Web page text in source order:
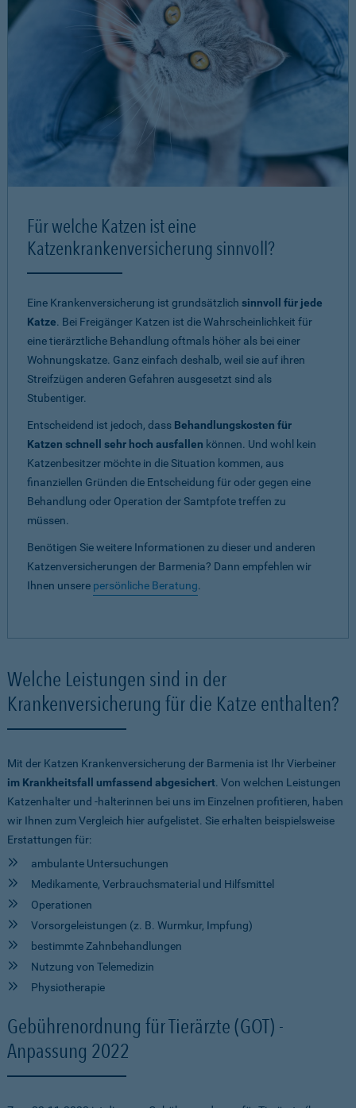
Für welche Katzen ist eine
Katzenkrankenversicherung sinnvoll?
Eine Krankenversicherung ist grundsätzlich sinnvoll für jede
Katze. Bei Freigänger Katzen ist die Wahrscheinlichkeit für
eine tierärztliche Behandlung oftmals höher als bei einer
Wohnungskatze. Ganz einfach deshalb, weil sie auf ihren
Streifzügen anderen Gefahren ausgesetzt sind als
Stubentiger.
Entscheidend ist jedoch, dass Behandlungskosten für
Katzen schnell sehr hoch ausfallen können. Und wohl kein
Katzenbesitzer möchte in die Situation kommen, aus
finanziellen Gründen die Entscheidung für oder gegen eine
Behandlung oder Operation der Samtpfote treffen zu
müssen.
Benötigen Sie weitere Informationen zu dieser und anderen
Katzenversicherungen der Barmenia? Dann empfehlen wir
Ihnen unsere persönliche Beratung.
Welche Leistungen sind in der
Krankenversicherung für die Katze enthalten?
Mit der Katzen Krankenversicherung der Barmenia ist Ihr Vierbeiner
im Krankheitsfall umfassend abgesichert. Von welchen Leistungen
Katzenhalter und -halterinnen bei uns im Einzelnen profitieren, haben
wir Ihnen zum Vergleich hier aufgelistet. Sie erhalten beispielsweise
Erstattungen für:
ambulante Untersuchungen
Medikamente, Verbrauchsmaterial und Hilfsmittel
Operationen
Vorsorgeleistungen (z. B. Wurmkur, Impfung)
bestimmte Zahnbehandlungen
Nutzung von Telemedizin
Physiotherapie
Gebührenordnung für Tierärzte (GOT) -
Anpassung 2022